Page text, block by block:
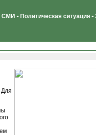
• Политическая ситуация
Для